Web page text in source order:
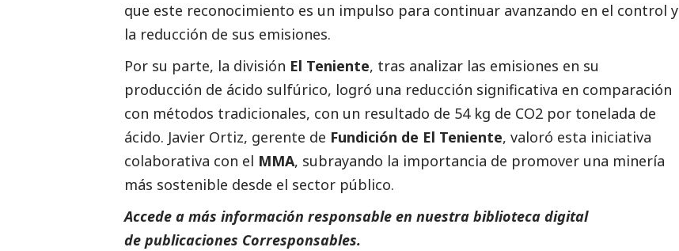
que este reconocimiento es un impulso para continuar avanzando en el control y
la reducción de sus emisiones.
Por su parte, la división El Teniente, tras analizar las emisiones en su
producción de ácido sulfúrico, logró una reducción significativa en comparación
con métodos tradicionales, con un resultado de 54 kg de CO2 por tonelada de
ácido. Javier Ortiz, gerente de Fundición de El Teniente, valoró esta iniciativa
colaborativa con el MMA, subrayando la importancia de promover una minería
más sostenible desde el sector público.
Accede a más información responsable en nuestra biblioteca digital
de publicaciones Corresponsables.